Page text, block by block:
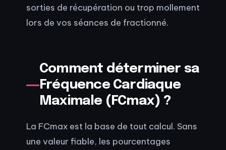
sorties de récupération ou trop mollement
lors de vos séances de fractionné.
Comment déterminer sa
Fréquence Cardiaque
Maximale (FCmax) ?
La FCmax est la base de tout calcul. Sans
une valeur fiable, les pourcentages